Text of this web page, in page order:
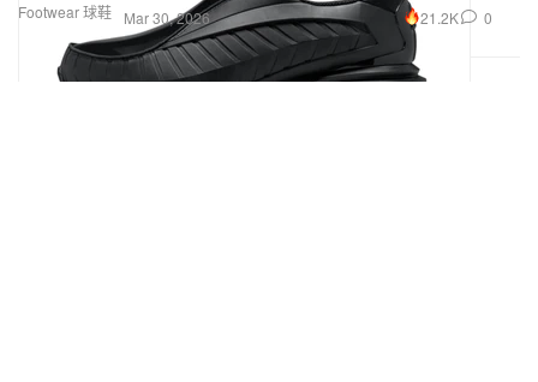
Footwear 球鞋 Mar 30, 2026 21.2K 0